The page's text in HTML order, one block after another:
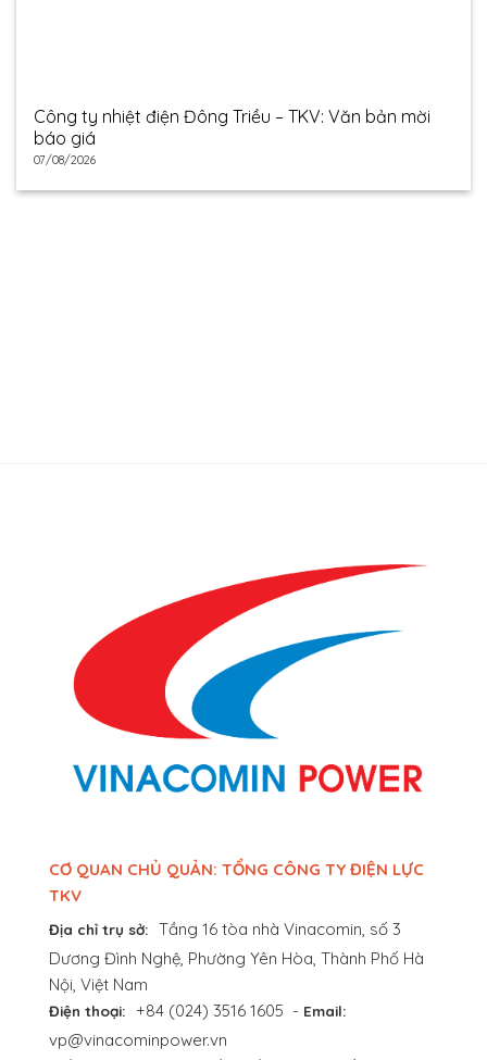
Công ty nhiệt điện Đông Triều – TKV: Văn bản mời
báo giá
07/08/2026
CƠ QUAN CHỦ QUẢN: TỔNG CÔNG TY ĐIỆN LỰC
TKV
Địa chỉ trụ sở: Tầng 16 tòa nhà Vinacomin, số 3
Dương Đình Nghệ, Phường Yên Hòa, Thành Phố Hà
Nội, Việt Nam
Điện thoại: +84 (024) 3516 1605 - Email:
vp@vinacominpower.vn